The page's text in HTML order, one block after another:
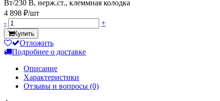
Вт/230 В, нерж.ст., клеммная колодка
4 898 ₽/шт
-
+
Купить
Отложить
Подробнее о доставке
Описание
Характеристики
Отзывы и вопросы (0)